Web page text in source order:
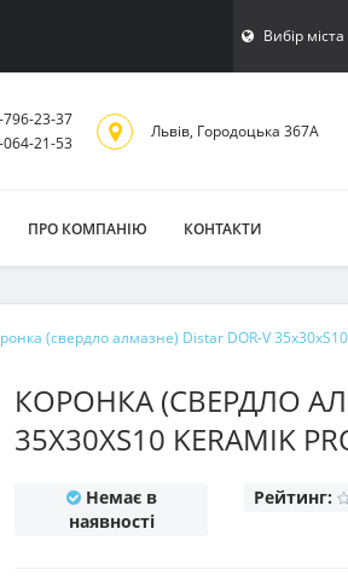
Вибiр мiста
23-37
21-53
Львiв, Городоцька 367А
ПРО КОМПАНІЮ КОНТАКТИ
(свердло алмазне) Distar DOR-V
КОРОНКА (СВЕРДЛО
35Х30ХS10 KERAMIK
Немає в
наявності
Рейтинг: